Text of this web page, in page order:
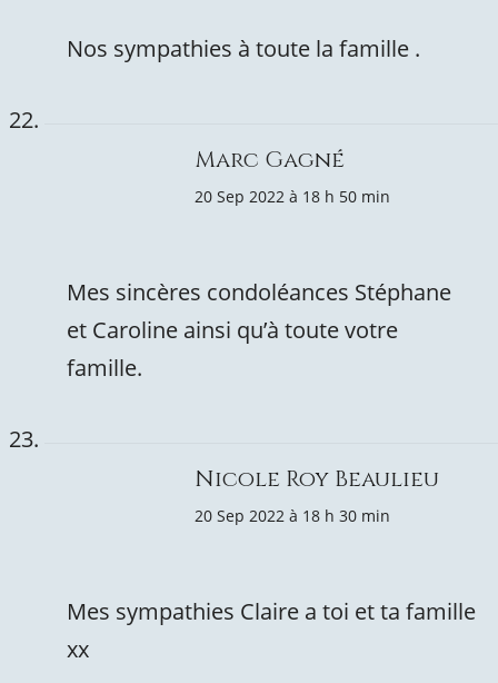
Nos sympathies à toute la famille .
Marc Gagné
20 Sep 2022 à 18 h 50 min
Mes sincères condoléances Stéphane
et Caroline ainsi qu’à toute votre
famille.
Nicole Roy Beaulieu
20 Sep 2022 à 18 h 30 min
Mes sympathies Claire a toi et ta famille
xx